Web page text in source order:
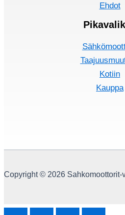
Ehdot
Kotiin
Kauppa
Copyright © 2026 Sahkomoottorit-